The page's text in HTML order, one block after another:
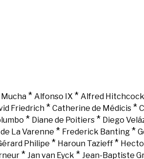
* Alfonso IX * Alfred Hitchcock
Friedrich* Catherine de Médicis*
* Diane de Poitiers* Diego
La Varenne * Frederick Banting*
Philipe * Haroun Tazieff*
* Jan van Eyck * Jean-Baptiste